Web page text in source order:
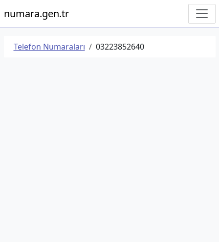
numara.gen.tr
Telefon Numaraları 03223852640